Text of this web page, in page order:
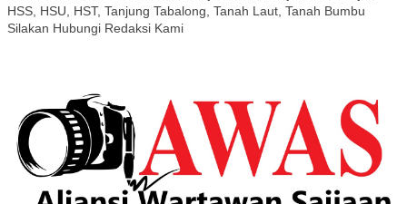
HSS, HSU, HST, Tanjung Tabalong, Tanah Laut, Tanah Bumbu
Silakan Hubungi Redaksi Kami